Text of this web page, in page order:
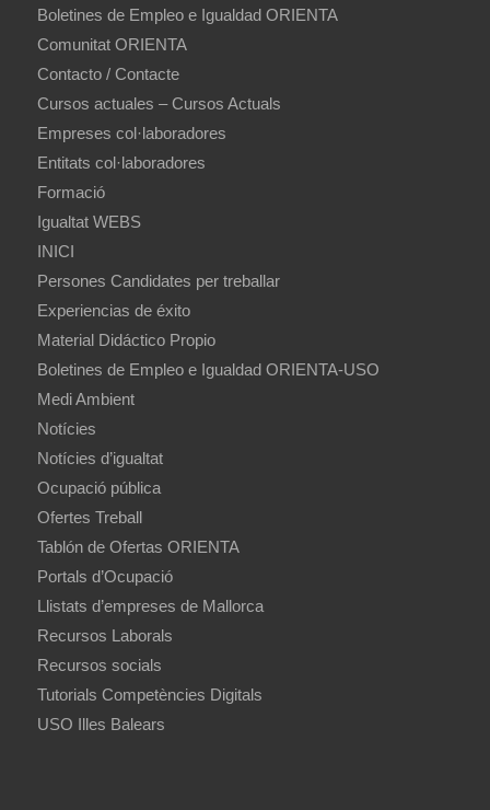
Boletines de Empleo e Igualdad ORIENTA
Comunitat ORIENTA
Contacto / Contacte
Cursos actuales – Cursos Actuals
Empreses col·laboradores
Entitats col·laboradores
Formació
Igualtat WEBS
INICI
Persones Candidates per treballar
Experiencias de éxito
Material Didáctico Propio
Boletines de Empleo e Igualdad ORIENTA-USO
Medi Ambient
Notícies
Notícies d’igualtat
Ocupació pública
Ofertes Treball
Tablón de Ofertas ORIENTA
Portals d’Ocupació
Llistats d’empreses de Mallorca
Recursos Laborals
Recursos socials
Tutorials Competències Digitals
USO Illes Balears